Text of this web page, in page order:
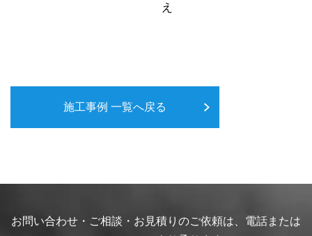
え
施工事例 一覧へ戻る
お問い合わせ・ご相談・お見積りのご依頼は、電話または